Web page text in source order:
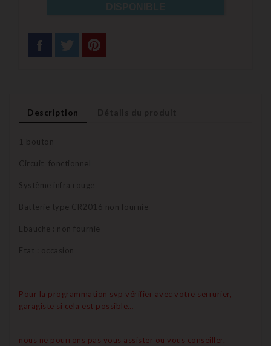
Description
1 bouton
Circuit fonctionnel
Système infra rouge
Batterie type CR2016 non fournie
Ebauche : non fournie
Etat : occasion
Pour la programmation svp vérifier avec votre serrurier,
garagiste si cela est possible…
nous ne pourrons pas vous assister ou vous conseiller.